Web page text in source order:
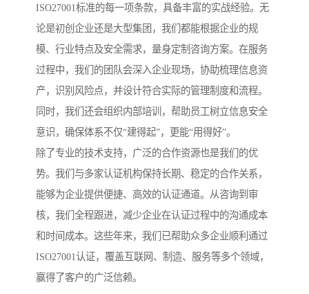
ISO27001标准的每一项条款，具备丰富的实战经验。无
论是初创企业还是大型集团，我们都能根据企业的规
模、行业特点及安全需求，量身定制咨询方案。在服务
过程中，我们的团队会深入企业现场，协助梳理信息资
产，识别风险点，并设计符合实际的管理制度和流程。
同时，我们还会组织内部培训，帮助员工树立信息安全
意识，确保体系不仅“建得起”，更能“用得好”。
除了专业的技术支持，广泛的合作资源也是我们的优
势。我们与多家认证机构保持长期、稳定的合作关系，
能够为企业提供便捷、高效的认证通道。从咨询到审
核，我们全程跟进，减少企业在认证过程中的沟通成本
和时间成本。这些年来，我们已帮助众多企业顺利通过
ISO27001认证，覆盖互联网、制造、服务等多个领域，
赢得了客户的广泛信赖。